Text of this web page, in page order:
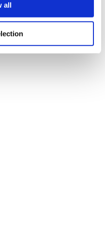
all